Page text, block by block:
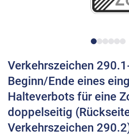
Verkehrszeichen
Beginn/Ende eines
Halteverbots für eine
doppelseitig
Verkehrszeichen